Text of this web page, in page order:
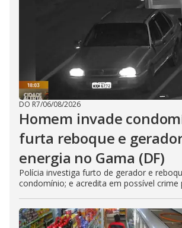
DO R7/06/08/2026
Homem invade
furta reboque e
energia no Gama (DF)
Polícia investiga furto de gerador e
condomínio; e acredita em possível crime